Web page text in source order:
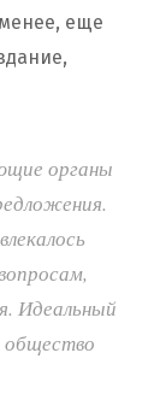
еще
органы
Идеальный
общество